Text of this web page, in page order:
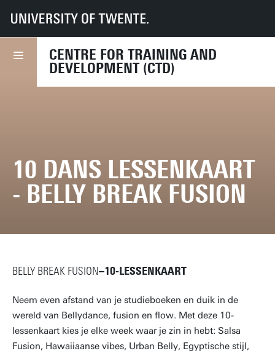
CENTRE FOR TRAINING AND
DEVELOPMENT (CTD)
UT Diensten HR CTD
Course finder
10 dans lessenkaart - Belly Break Fusion
10 DANS LESSENKAART
- BELLY BREAK FUSION
BELLY BREAK FUSION–10-LESSENKAART
Neem even afstand van je studieboeken en duik in de
wereld van Bellydance, fusion en flow. Met deze 10-
lessenkaart kies je elke week waar je zin in hebt: Salsa
Fusion, Hawaiiaanse vibes, Urban Belly, Egyptische stijl,